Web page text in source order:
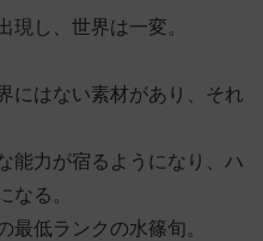
現し、世界は一変。
にはない素材があり、それ
能力が宿るようになり、ハ
なる。
最低ランクの水篠旬。